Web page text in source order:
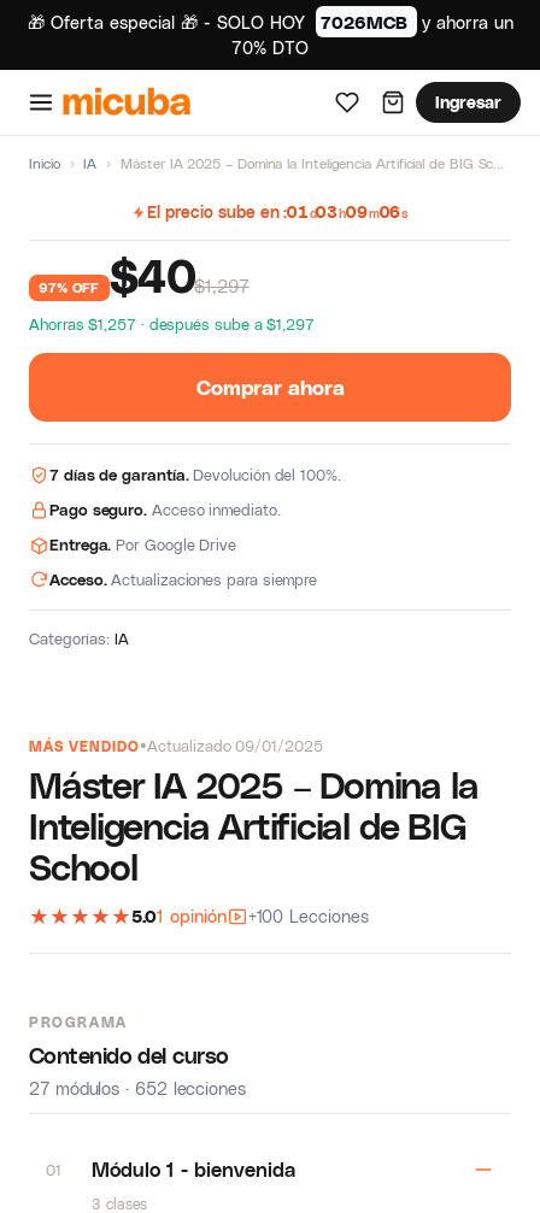
🎁 Oferta especial 🎁 - SOLO HOY 7026MCB
y ahorra un
70% DTO
Ingresar
Inicio › IA › Máster IA 2025 – Domina la Inteligencia Artificial de BIG School
MÁS VENDIDO Actualizado 09/01/2025
Máster IA 2025 – Domina la
Inteligencia Artificial de BIG
School
★ ★ ★ ★ ★5.01 opinión +100 Lecciones
PROGRAMA
Contenido del curso
27 módulos · 652 lecciones
01 Módulo 1 - bienvenida
3 clases
El precio sube en 01d03h09m06s
97% OFF $40$1,297
Ahorras $1,257 · después sube a $1,297
Comprar ahora
7 días de garantía.Devolución del 100%.
Pago seguro. Acceso inmediato.
Entrega. Por Google Drive
Acceso.Actualizaciones para siempre
Categorías:IA